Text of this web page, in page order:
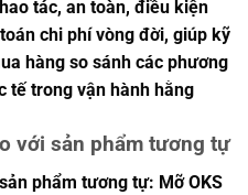
tác, an toàn, điều kiện
chi phí vòng đời, giúp kỹ
hàng so sánh các phương
tế trong vận hành hằng
với sản phẩm tương tự
phẩm tương tự: Mỡ OKS